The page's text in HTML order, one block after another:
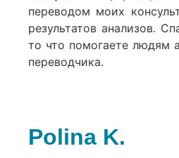
переводом моих
результатов анализов.
то что помогаете людям
переводчика.
Polina K.